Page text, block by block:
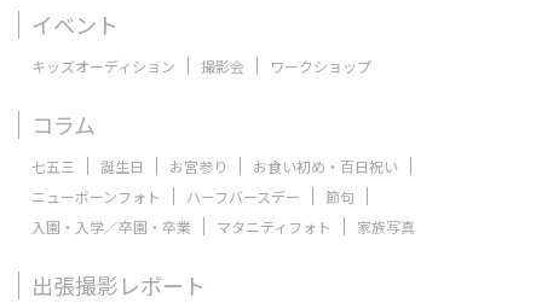
イベント
キッズオーディション 撮影会 ワークショップ
コラム
七五三 誕生日 お宮参り
お食い初め・百日祝い
ニューボーンフォト
ハーフバースデー
節句
入園・入学／卒園・卒業
マタニティフォト 家族写真
出張撮影レポート